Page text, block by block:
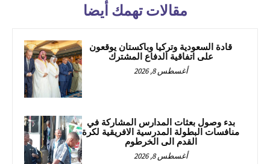
مقالات تهمك أيضا
قادة السعودية وتركيا وباكستان يوقعون
على اتفاقية الدفاع المشترك
أغسطس 8, 2026
بدء وصول بعثات المدارس المشاركة في
منافسات البطولة المدرسية الافريقية لكرة
القدم الى الخرطوم
أغسطس 8, 2026